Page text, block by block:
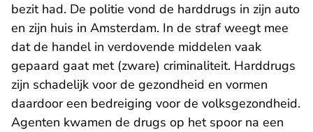
bezit had. De politie vond de harddrugs in zijn auto
en zijn huis in Amsterdam. In de straf weegt mee
dat de handel in verdovende middelen vaak
gepaard gaat met (zware) criminaliteit. Harddrugs
zijn schadelijk voor de gezondheid en vormen
daardoor een bedreiging voor de volksgezondheid.
Agenten kwamen de drugs op het spoor na een